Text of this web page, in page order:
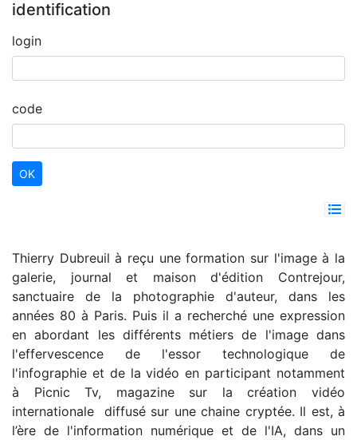
identification
login
code
Thierry Dubreuil à reçu une formation sur l'image à la
galerie, journal et maison d'édition Contrejour,
sanctuaire de la photographie d'auteur, dans les
années 80 à Paris. Puis il a recherché une expression
en abordant les différents métiers de l'image dans
l'effervescence de l'essor technologique de
l'infographie et de la vidéo en participant notamment
à Picnic Tv, magazine sur la création vidéo
internationale diffusé sur une chaine cryptée. Il est, à
l’ère de l'information numérique et de l'IA, dans un